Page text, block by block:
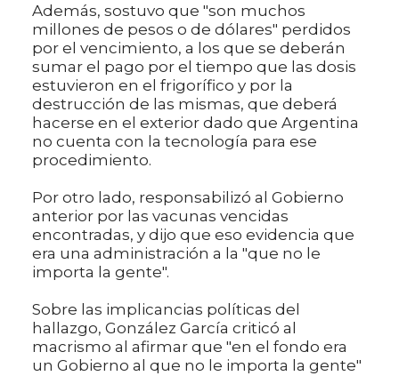
Además, sostuvo que "son muchos
millones de pesos o de dólares" perdidos
por el vencimiento, a los que se deberán
sumar el pago por el tiempo que las dosis
estuvieron en el frigorífico y por la
destrucción de las mismas, que deberá
hacerse en el exterior dado que Argentina
no cuenta con la tecnología para ese
procedimiento.
Por otro lado, responsabilizó al Gobierno
anterior por las vacunas vencidas
encontradas, y dijo que eso evidencia que
era una administración a la "que no le
importa la gente".
Sobre las implicancias políticas del
hallazgo, González García criticó al
macrismo al afirmar que "en el fondo era
un Gobierno al que no le importa la gente"